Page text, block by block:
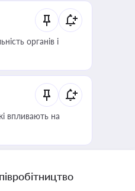
органів і
впливають на